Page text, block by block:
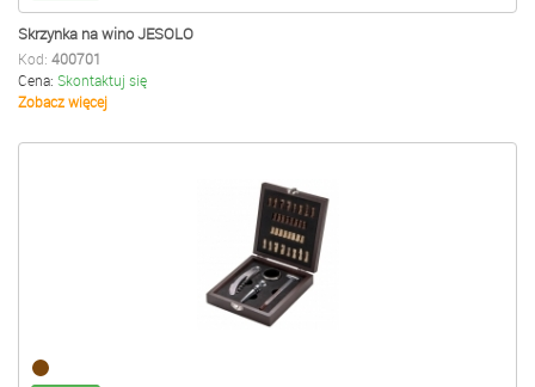
Skrzynka na wino JESOLO
Kod: 400701
Cena: Skontaktuj się
Zobacz więcej